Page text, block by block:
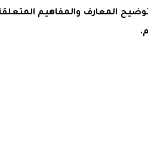
المعارف والمفاهيم المتعلقة